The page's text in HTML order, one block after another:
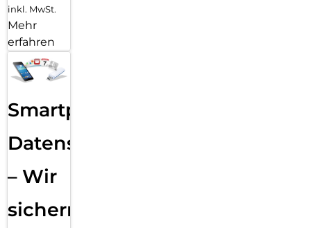
inkl. MwSt.
Mehr
erfahren
Smartphone
Datensicherung
– Wir
sichern